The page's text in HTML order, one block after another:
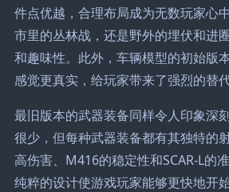
件点优越，合理布局成为无数玩家心
市里的丛林战，还是野外的埋伏和进
和趣味性。此外，车辆模型的初始版
感觉更真实，给玩家带来了强烈的替代
最旧版本的武器装备同样令人印象深
很少，但每种武器装备都有其独特的
高伤害、M416的稳定性和SCAR-L的
纯粹的设计使游戏玩家能够更快地开